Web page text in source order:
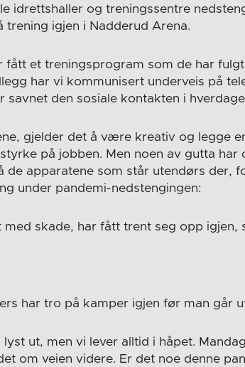
idrettshaller og treningssentre
trening igjen i Nadderud Arena.
fått et treningsprogram som de har
har vi kommunisert underveis på
savnet den sosiale kontakten i
gjelder det å være kreativ og legge
på jobben. Men noen av gutta har
de apparatene som står utendørs der,
under pandemi-nedstengingen:
skade, har fått trent seg opp igjen,
har tro på kamper igjen før man går
lyst ut, men vi lever alltid i håpet.
om veien videre. Er det noe denne